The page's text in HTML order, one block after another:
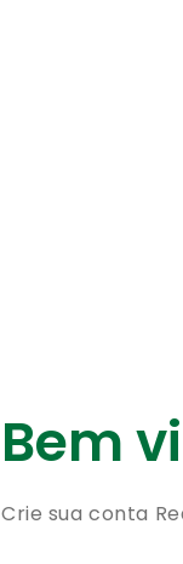
Bem
Crie sua conta